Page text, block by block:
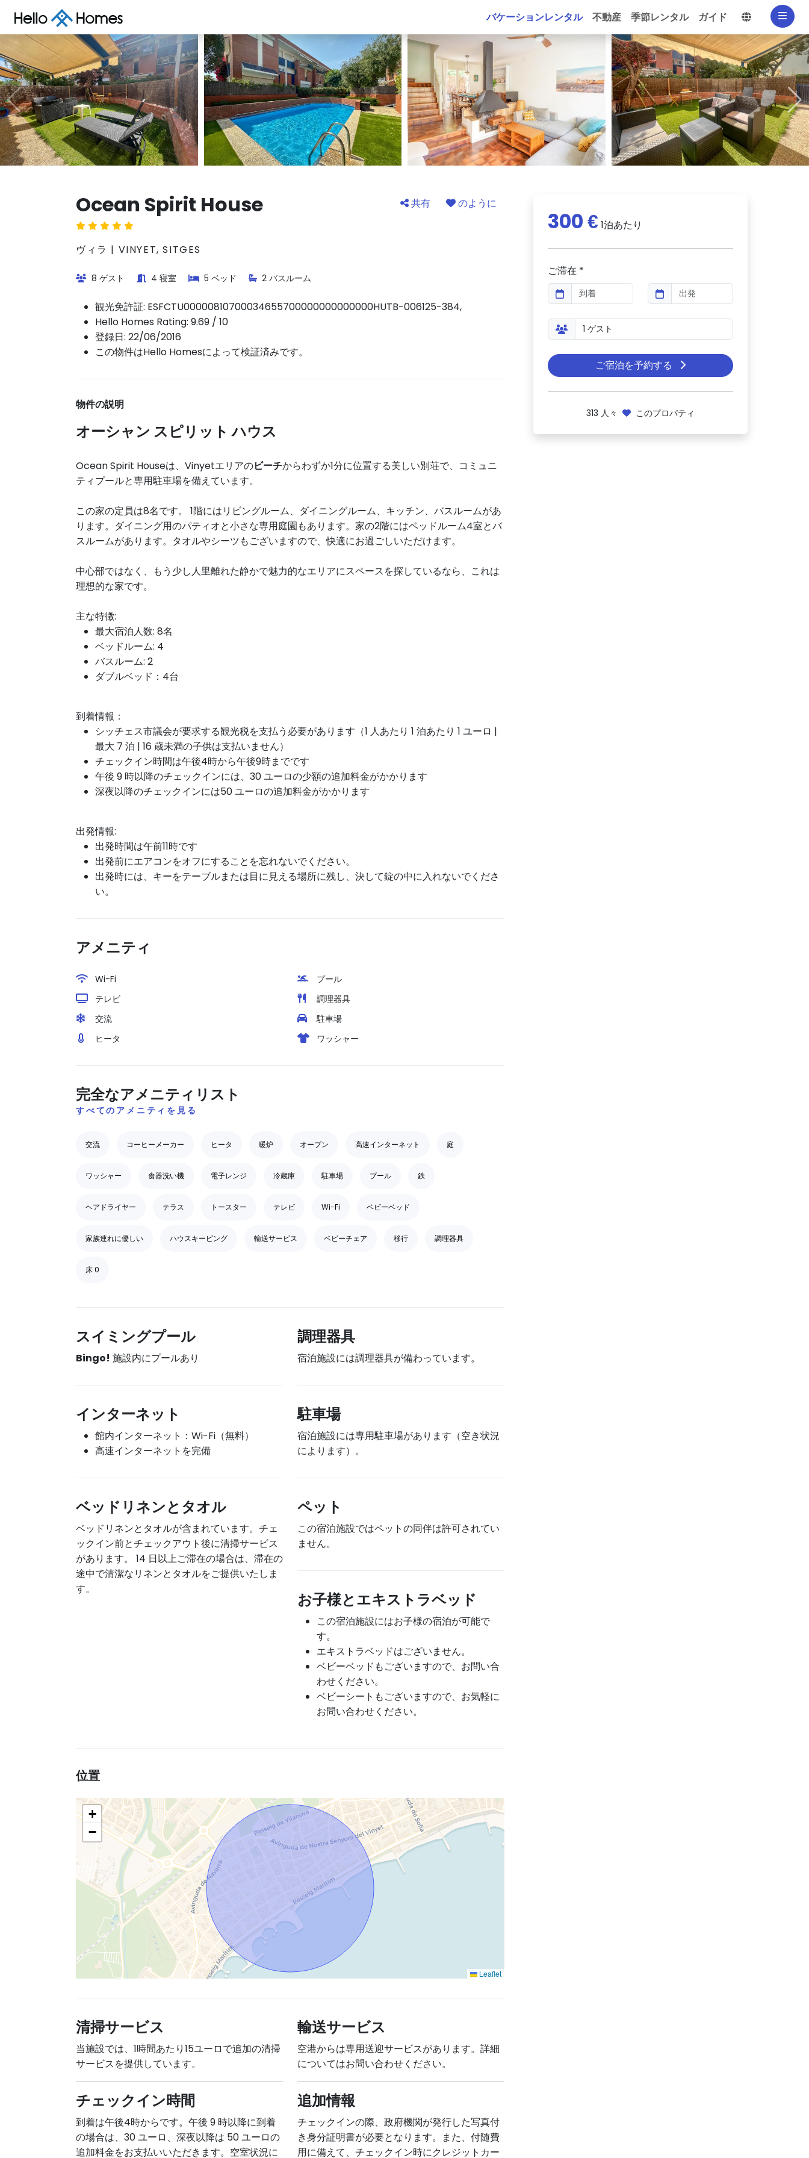
バケーションレンタル 不動産 季節レンタル ガイド 言語を選択
Ocean Spirit House 共有 のように
ヴィラ | VINYET, SITGES
8 ゲスト 4 寝室 5 ベッド 2 バスルーム
観光免許証: ESFCTU00000810700034655700000000000000HUTB-006125-384,
Hello Homes Rating: 9.69 / 10
登録日: 22/06/2016
この物件はHello Homesによって検証済みです。
物件の説明
オーシャン スピリット ハウス
Ocean Spirit Houseは、Vinyetエリアのビーチからわずか1分に位置する美しい別荘で、コミュニ
ティプールと専用駐車場を備えています。
この家の定員は8名です。 1階にはリビングルーム、ダイニングルーム、キッチン、バスルームがあ
ります。ダイニング用のパティオと小さな専用庭園もあります。家の2階にはベッドルーム4室とバ
スルームがあります。タオルやシーツもございますので、快適にお過ごしいただけます。
中心部ではなく、もう少し人里離れた静かで魅力的なエリアにスペースを探しているなら、これは
理想的な家です。
主な特徴:
最大宿泊人数: 8名
ベッドルーム: 4
バスルーム: 2
ダブルベッド：4台
到着情報：
シッチェス市議会が要求する観光税を支払う必要があります（1 人あたり 1 泊あたり 1 ユーロ |
最大 7 泊 | 16 歳未満の子供は支払いません）
チェックイン時間は午後4時から午後9時までです
午後 9 時以降のチェックインには、30 ユーロの少額の追加料金がかかります
深夜以降のチェックインには50 ユーロの追加料金がかかります
出発情報:
出発時間は午前11時です
出発前にエアコンをオフにすることを忘れないでください。
出発時には、キーをテーブルまたは目に見える場所に残し、決して錠の中に入れないでくださ
い。
アメニティ
Wi-Fi
テレビ
交流
ヒータ
プール
調理器具
駐車場
ワッシャー
完全なアメニティリスト
すべてのアメニティを見る
交流 コーヒーメーカー ヒータ 暖炉 オーブン 高速インターネット 庭
ワッシャー 食器洗い機 電子レンジ 冷蔵庫 駐車場 プール 鉄
ヘアドライヤー テラス トースター テレビ Wi-Fi ベビーベッド
家族連れに優しい ハウスキーピング 輸送サービス ベビーチェア 移行 調理器具
床 0
スイミングプール
Bingo! 施設内にプールあり
インターネット
館内インターネット：Wi-Fi（無料）
高速インターネットを完備
ベッドリネンとタオル
ベッドリネンとタオルが含まれています。チェ
ックイン前とチェックアウト後に清掃サービス
があります。 14 日以上ご滞在の場合は、滞在の
途中で清潔なリネンとタオルをご提供いたしま
す。
調理器具
宿泊施設には調理器具が備わっています。
駐車場
宿泊施設には専用駐車場があります（空き状況
によります）。
ペット
この宿泊施設ではペットの同伴は許可されてい
ません。
お子様とエキストラベッド
この宿泊施設にはお子様の宿泊が可能で
す。
エキストラベッドはございません。
ベビーベッドもございますので、お問い合
わせください。
ベビーシートもございますので、お気軽に
お問い合わせください。
位置
+
−
Leaflet
清掃サービス
当施設では、1時間あたり15ユーロで追加の清掃
サービスを提供しています。
チェックイン時間
到着は午後4時からです。午後 9 時以降に到着
の場合は、30 ユーロ、深夜以降は 50 ユーロの
追加料金をお支払いいただきます。空室状況に
輸送サービス
空港からは専用送迎サービスがあります。詳細
についてはお問い合わせください。
追加情報
チェックインの際、政府機関が発行した写真付
き身分証明書が必要となります。また、付随費
用に備えて、チェックイン時にクレジットカー
300 € 1泊あたり
ご滞在 *
ご宿泊を予約する
313 人々 このプロパティ